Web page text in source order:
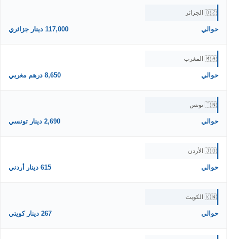
🇩🇿 الجزائر
حوالي 117,000 دينار جزائري
🇲🇦 المغرب
حوالي 8,650 درهم مغربي
🇹🇳 تونس
حوالي 2,690 دينار تونسي
🇯🇴 الأردن
حوالي 615 دينار أردني
🇰🇼 الكويت
حوالي 267 دينار كويتي